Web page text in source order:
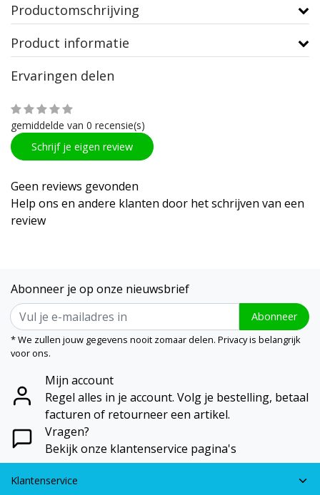
Productomschrijving
Product informatie
Ervaringen delen
gemiddelde van 0 recensie(s)
Schrijf je eigen review
Geen reviews gevonden
Help ons en andere klanten door het schrijven van een
review
Abonneer je op onze nieuwsbrief
Abonneer
* We zullen jouw gegevens nooit zomaar delen. Privacy is belangrijk
voor ons.
Mijn account
Regel alles in je account. Volg je bestelling, betaal
facturen of retourneer een artikel.
Vragen?
Bekijk onze klantenservice pagina's
Klantenservice